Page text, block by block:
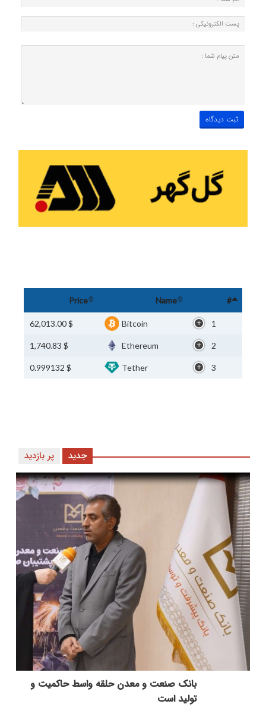
#
Name
Price
1
Bitcoin
$ 62,013.00
2
Ethereum
$ 1,740.83
3
Tether
$ 0.999132
پر بازدید جدید
بانك صنعت و معدن حلقه واسط حاكمیت و
تولید است